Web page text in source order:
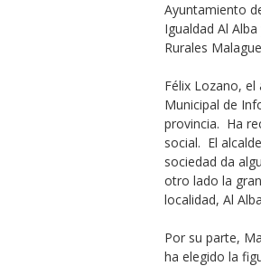
Ayuntamiento
Igualdad Al
Rurales
Félix Lozano,
Municipal de
provincia. Ha
social. El
sociedad da
otro lado la
localidad, Al
Por su parte,
ha elegido la